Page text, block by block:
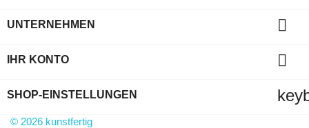
UNTERNEHMEN 
IHR KONTO 
SHOP-EINSTELLUNGEN
© 2026 kunstfertig